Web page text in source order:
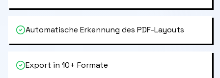
Automatische Erkennung des PDF-Layouts
Export in 10+ Formate